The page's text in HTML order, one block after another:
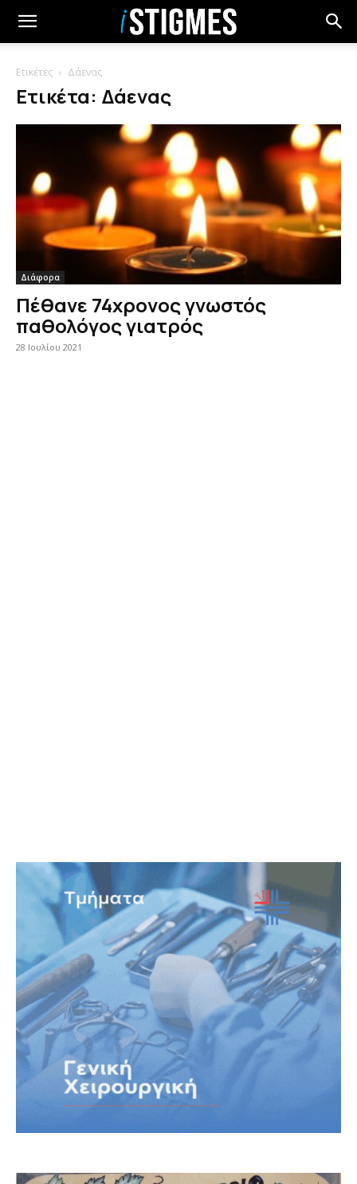
Ετικέτες Δάενας
Ετικέτα: Δάενας
Διάφορα
Πέθανε 74χρονος γνωστός
παθολόγος γιατρός
28 Ιουλίου 2021